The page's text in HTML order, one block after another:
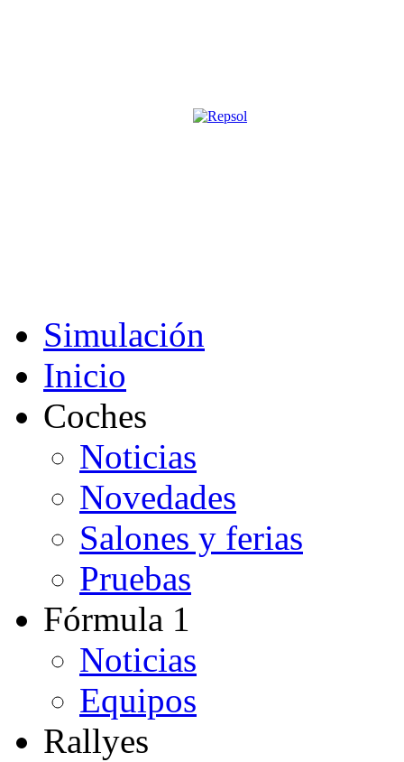
Simulación
Inicio
Coches
Noticias
Novedades
Salones y ferias
Pruebas
Fórmula 1
Noticias
Equipos
Rallyes